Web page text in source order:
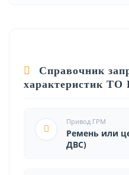
Справочник
характеристик ТО
Привод ГРМ
Ремень или
ДВС)